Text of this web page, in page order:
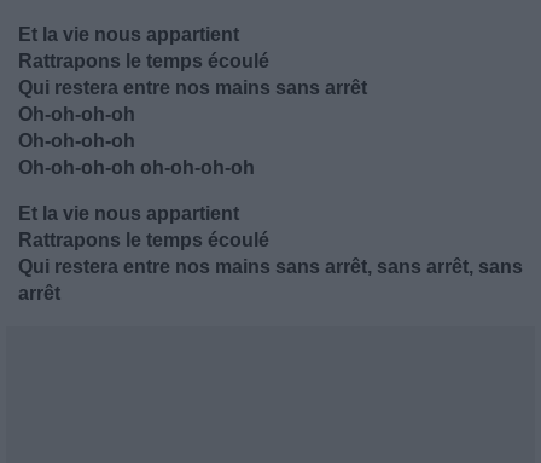
Et la vie nous appartient
Rattrapons le temps écoulé
Qui restera entre nos mains sans arrêt
Oh-oh-oh-oh
Oh-oh-oh-oh
Oh-oh-oh-oh oh-oh-oh-oh
Et la vie nous appartient
Rattrapons le temps écoulé
Qui restera entre nos mains sans arrêt, sans arrêt, sans
arrêt